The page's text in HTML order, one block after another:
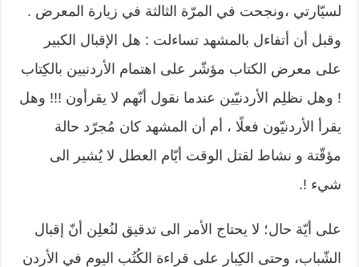
لسيّارتي ،ونجحت في المرّة الثالثة في زيارة المعرض .
وقبل أن أتفاءل بالمشهد تساءلت : هل الإقبال الكبير
على معرض الكتاب مؤشّر على اهتمام الأردنيين بالكِتاب
! وهل نظلِم الأردنيّين عندما نقول أنّهم لا يقرأون !!! وهل
يقرأ الأردنيّون فعلًا ، أم أن المشهد كان مُجرّد حالة
مؤقّتة و نشاط لقتل الوقت أيّام العطل لا يُشير الى
شيء !.
على أيّة حال؛ لا يحتاج الأمر الى تدقيق لنُعلِن أنّ إقبال
الشّباب، وحتى الكِبار على قراءة الكُتُب اليوم في الأردن